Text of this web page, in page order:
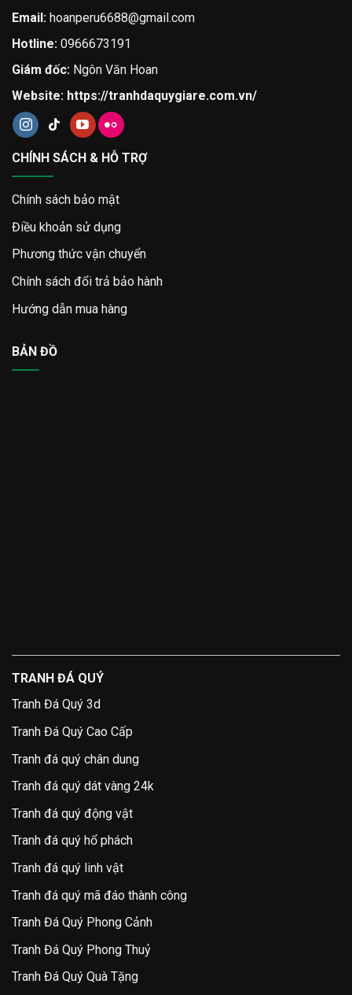
Email:hoanperu6688@gmail.com
Hotline:0966673191
Giám đốc:Ngôn Văn Hoan
Website: https://tranhdaquygiare.com.vn/
CHÍNH SÁCH & HỖ TRỢ
Chính sách bảo mật
Điều khoản sử dụng
Phương thức vận chuyển
Chính sách đổi trả bảo hành
Hướng dẫn mua hàng
BẢN ĐỒ
TRANH ĐÁ QUÝ
Tranh Đá Quý 3d
Tranh Đá Quý Cao Cấp
Tranh đá quý chân dung
Tranh đá quý dát vàng 24k
Tranh đá quý động vật
Tranh đá quý hổ phách
Tranh đá quý linh vật
Tranh đá quý mã đáo thành công
Tranh Đá Quý Phong Cảnh
Tranh Đá Quý Phong Thuỷ
Tranh Đá Quý Quà Tặng